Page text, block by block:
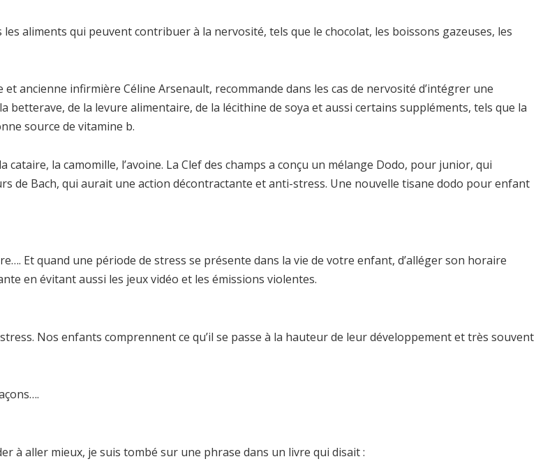
aliments qui peuvent contribuer à la nervosité, tels que le chocolat, les boissons gazeuses, les
ancienne infirmière Céline Arsenault, recommande dans les cas de nervosité d’intégrer une
de la levure alimentaire, de la lécithine de soya et aussi certains suppléments, tels que la
source de vitamine b.
la camomille, l’avoine. La Clef des champs a conçu un mélange Dodo, pour junior, qui
de Bach, qui aurait une action décontractante et anti-stress. Une nouvelle tisane dodo pour enfant
Et quand une période de stress se présente dans la vie de votre enfant, d’alléger son horaire
en évitant aussi les jeux vidéo et les émissions violentes.
Nos enfants comprennent ce qu’il se passe à la hauteur de leur développement et très souvent
à aller mieux, je suis tombé sur une phrase dans un livre qui disait :